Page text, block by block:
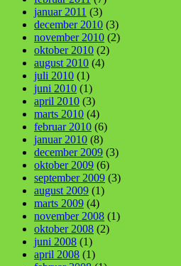
januar 2011 (3)
december 2010 (3)
november 2010 (2)
oktober 2010 (2)
august 2010 (4)
juli 2010 (1)
juni 2010 (1)
april 2010 (3)
marts 2010 (4)
februar 2010 (6)
januar 2010 (8)
december 2009 (3)
oktober 2009 (6)
september 2009 (3)
august 2009 (1)
marts 2009 (4)
november 2008 (1)
oktober 2008 (2)
juni 2008 (1)
april 2008 (1)